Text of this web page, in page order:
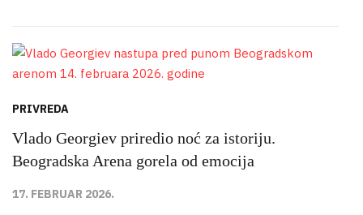
PRIVREDA
Vlado Georgiev priredio noć za istoriju.
Beogradska Arena gorela od emocija
17. FEBRUAR 2026.